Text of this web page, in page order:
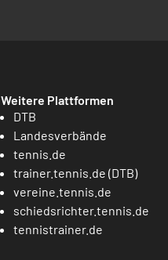
Weitere Plattformen
DTB
Landesverbände
tennis.de
trainer.tennis.de (DTB)
vereine.tennis.de
schiedsrichter.tennis.de
tennistrainer.de